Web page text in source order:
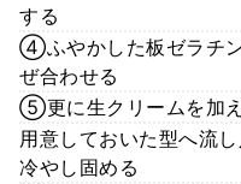
する
④ふやかした板ゼラチ
ぜ合わせる
⑤更に生クリームを加
用意しておいた型へ流
冷やし固める